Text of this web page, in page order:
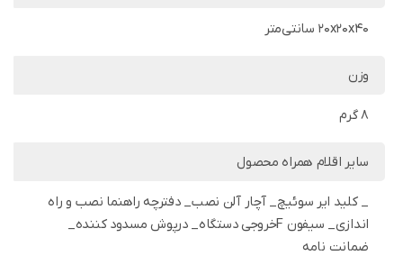
20x20x40 سانتی‌متر
وزن
8 گرم
سایر اقلام همراه محصول
_ کلید ایر سوئیچ_ آچار آلن نصب_ دفترچه راهنما نصب و راه
اندازی_ سیفون Fخروجی دستگاه_ درپوش مسدود کننده_
ضمانت نامه